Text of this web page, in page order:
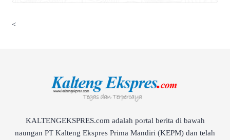
<
KALTENGEKSPRES.com adalah portal berita di bawah
naungan PT Kalteng Ekspres Prima Mandiri (KEPM) dan telah